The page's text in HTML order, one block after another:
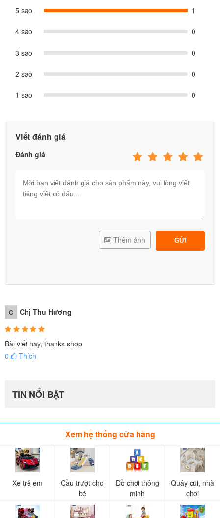
5 sao
1
4 sao 0
3 sao 0
2 sao 0
1 sao 0
Viết đánh giá
Đánh giá
GỬI
Thêm ảnh
C Chị Thu Hương
Bài viết hay, thanks shop
0
Thích
TIN NỔI BẬT
Xem hệ thống cửa hàng
Xe trẻ em
Cầu trượt cho
bé
Đồ chơi thông
minh
Quây cũi, nhà
chơi